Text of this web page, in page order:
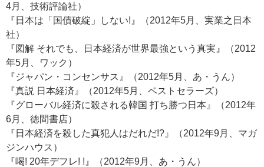
4月、技術評論社）
『日本は「国債破綻」しない!』（2012年5月、実業之日本
社）
『図解 それでも、日本経済が世界最強という真実』（2012
年5月、ワック）
『ジャパン・コンセンサス』（2012年5月、あ・うん）
『真説 日本経済』（2012年5月、ベストセラーズ）
『グローバル経済に殺される韓国 打ち勝つ日本』（2012年
6月、徳間書店）
『日本経済を殺した真犯人はだれだ!?』（2012年9月、マガ
ジンハウス）
『喝! 20年デフレ! !』（2012年9月、あ・うん）